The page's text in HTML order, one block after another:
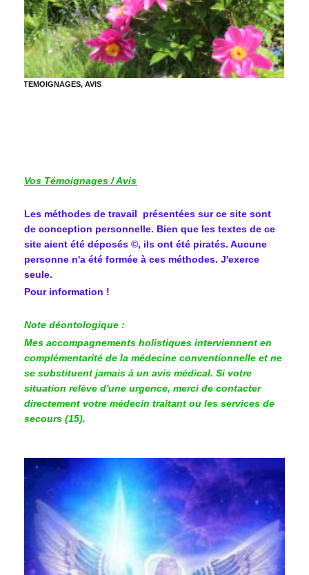
TEMOIGNAGES, AVIS
Vos Témoignages / Avis
Les méthodes de travail présentées sur ce site sont
de conception personnelle. Bien que les textes de ce
site aient été déposés ©, ils ont été piratés. Aucune
personne n'a été formée à ces méthodes. J'exerce
seule.
Pour information !
Note déontologique :
Mes accompagnements holistiques interviennent en
complémentarité de la médecine conventionnelle et ne
se substituent jamais à un avis médical. Si votre
situation relève d'une urgence, merci de contacter
directement votre médecin traitant ou les services de
secours (15).